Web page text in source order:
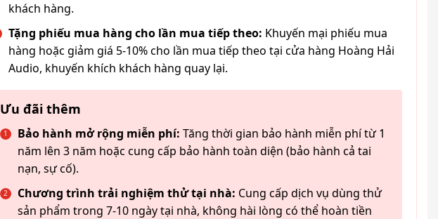
khách hàng.
Tặng phiếu mua hàng cho lần mua tiếp theo: Khuyến mại phiếu mua
hàng hoặc giảm giá 5-10% cho lần mua tiếp theo tại cửa hàng Hoàng Hải
Audio, khuyến khích khách hàng quay lại.
Ưu đãi thêm
Bảo hành mở rộng miễn phí: Tăng thời gian bảo hành miễn phí từ 1
năm lên 3 năm hoặc cung cấp bảo hành toàn diện (bảo hành cả tai
nạn, sự cố).
Chương trình trải nghiệm thử tại nhà: Cung cấp dịch vụ dùng thử
sản phẩm trong 7-10 ngày tại nhà, không hài lòng có thể hoàn tiền